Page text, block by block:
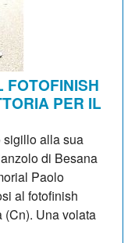
FOTOFINISH
PER IL
sigillo alla sua
di Besana
Paolo
al fotofinish
(Cn). Una volata